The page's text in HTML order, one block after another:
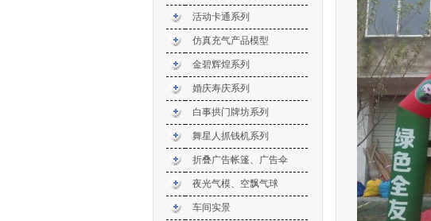
活动卡通系列
仿真充气产品模型
金碧辉煌系列
婚庆寿庆系列
白事拱门牌坊系列
舞星人抓钱机系列
折叠广告帐篷、广告伞
夜光气模、空飘气球
车间实景
天宝气模，承接批量订单，诚信
****，值得信赖！
我厂长期生产各种款式气模拱门、宫
灯气柱、卡通、仿真气模造型、充气